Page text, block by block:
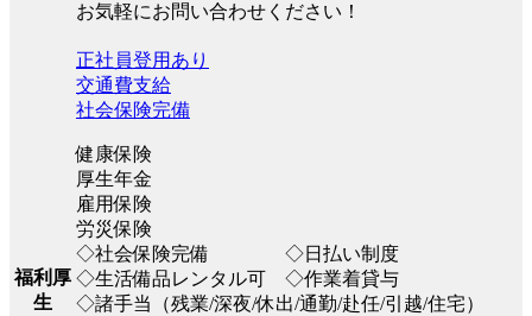
お気軽にお問い合わせください！
福利厚
生
正社員登用あり
交通費支給
社会保険完備
健康保険
厚生年金
雇用保険
労災保険
◇社会保険完備 ◇日払い制度
◇生活備品レンタル可 ◇作業着貸与
◇諸手当（残業/深夜/休出/通勤/赴任/引越/住宅）